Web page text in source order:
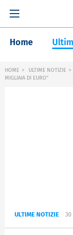
Home
HOME ULTIME NOTIZIE
MIGLIAIA DI EURO"
ULTIME NOTIZIE 30